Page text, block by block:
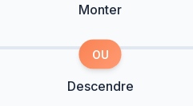
Monter
OU
Descendre